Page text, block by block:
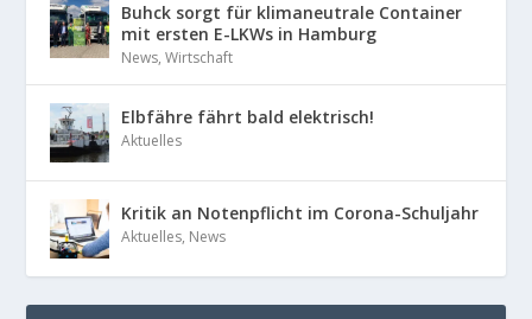
Buhck sorgt für klimaneutrale Container
mit ersten E-LKWs in Hamburg
News,Wirtschaft
Elbfähre fährt bald elektrisch!
Aktuelles
Kritik an Notenpflicht im Corona-Schuljahr
Aktuelles, News